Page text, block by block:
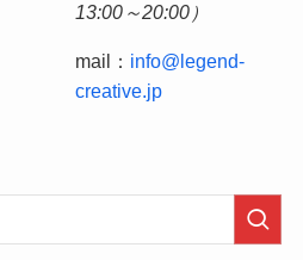
13:00～20:00）
mail： info@legend-
creative.jp